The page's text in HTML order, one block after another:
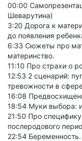
00:00
Шеварутина)
3:20 Дорога к
до появления
6:33 Сюжеты про
материнство.
11:10 Про страхи о
12:53 2 сценарий:
тревожности в
16:08
18:54 Муки выбора:
21:50 Про
послеродового
22:54